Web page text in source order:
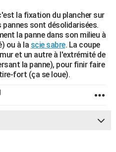
la fixation du plancher sur
sont désolidarisées.
la panne dans son milieu à
ou à la scie sabre. La coupe
et un autre à l'extrémité de
la panne), pour finir faire
fort (ça se loue).